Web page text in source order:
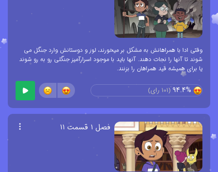
وقتی ادا با همراهانش به مشکل بر میخورند، لوز و دوستانش وارد جنگل می
شوند تا آنها را نجات دهند. آنها باید با موجود اسرارآمیز جنگلی رو به رو شوند
یا برای همیشه قید همراهان را بزنند.
94.4%
(
101 رای)
فصل ۱ قسمت ۱۱